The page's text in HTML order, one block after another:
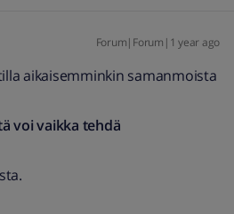
Forum|Forum|1 year ago
aikaisemminkin samanmoista
voi vaikka tehdä